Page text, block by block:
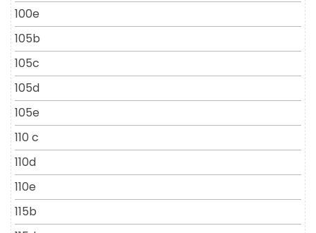
100e
105b
105c
105d
105e
110 c
110d
110e
115b